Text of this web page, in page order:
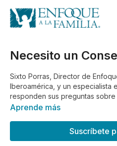
Necesito un
Sixto Porras, Director de
Iberoamérica, y un especialista
responden sus preguntas
Aprende más
Suscríbete